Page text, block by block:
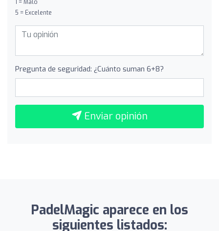
1 = Malo
5 = Excelente
Pregunta de seguridad: ¿Cuánto suman 6+8?
Enviar opinión
PadelMagic aparece en los
siguientes listados: